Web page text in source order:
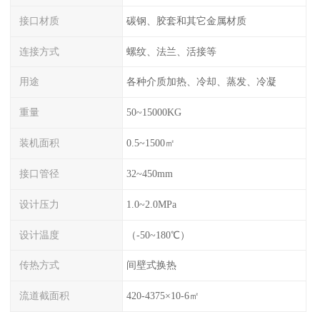
接口材质 碳钢、胶套和其它金属材质
连接方式 螺纹、法兰、活接等
用途 各种介质加热、冷却、蒸发、冷凝
重量 50~15000KG
装机面积 0.5~1500㎡
接口管径 32~450mm
设计压力 1.0~2.0MPa
设计温度 （-50~180℃）
传热方式 间壁式换热
流道截面积 420-4375×10-6㎡